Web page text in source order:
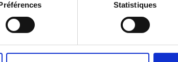
Statistiques